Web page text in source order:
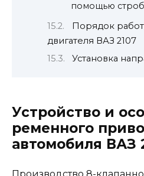
помощью
Порядок
двигателя ВАЗ 2107
Установка
Устройство и
ременного
автомобиля ВАЗ